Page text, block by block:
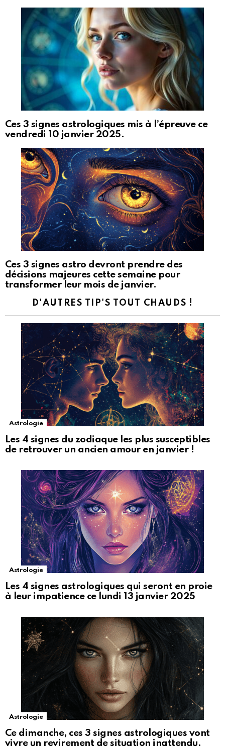
Ces 3 signes astrologiques mis à l’épreuve ce
vendredi 10 janvier 2025.
Ces 3 signes astro devront prendre des
décisions majeures cette semaine pour
transformer leur mois de janvier.
D'AUTRES TIP'S TOUT CHAUDS !
Astrologie
Les 4 signes du zodiaque les plus susceptibles
de retrouver un ancien amour en janvier !
Astrologie
Les 4 signes astrologiques qui seront en proie
à leur impatience ce lundi 13 janvier 2025
Astrologie
Ce dimanche, ces 3 signes astrologiques vont
vivre un revirement de situation inattendu.